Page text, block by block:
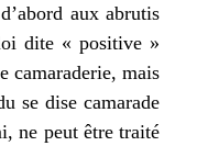
aux abrutis
dite « positive »
camaraderie, mais
se dise camarade
ne peut être traité